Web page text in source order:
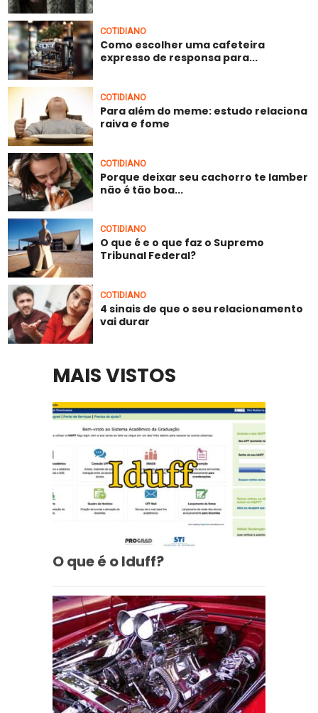
COTIDIANO
Como escolher uma cafeteira
expresso de responsa para...
COTIDIANO
Para além do meme: estudo relaciona
raiva e fome
COTIDIANO
Porque deixar seu cachorro te lamber
não é tão boa...
COTIDIANO
O que é e o que faz o Supremo
Tribunal Federal?
COTIDIANO
4 sinais de que o seu relacionamento
vai durar
MAIS VISTOS
O que é o Iduff?